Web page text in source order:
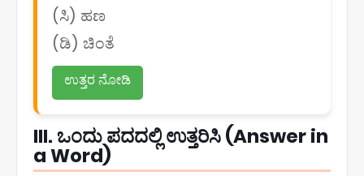
(ಸಿ) ಹಣ
(ಡಿ) ಚಿಂತೆ
ಉತ್ತರ ನೋಡಿ
III. ಒಂದು ಪದದಲ್ಲಿ ಉತ್ತರಿಸಿ (Answer in
a Word)